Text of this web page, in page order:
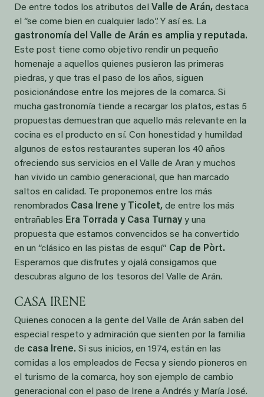
De entre todos los atributos del Valle de Arán, destaca
el “se come bien en cualquier lado”. Y así es. La
gastronomía del Valle de Arán es amplia y reputada.
Este post tiene como objetivo rendir un pequeño
homenaje a aquellos quienes pusieron las primeras
piedras, y que tras el paso de los años, siguen
posicionándose entre los mejores de la comarca. Si
mucha gastronomía tiende a recargar los platos, estas 5
propuestas demuestran que aquello más relevante en la
cocina es el producto en sí. Con honestidad y humildad
algunos de estos restaurantes superan los 40 años
ofreciendo sus servicios en el Valle de Aran y muchos
han vivido un cambio generacional, que han marcado
saltos en calidad. Te proponemos entre los más
renombrados Casa Irene y Ticolet, de entre los más
entrañables Era Torrada y Casa Turnay y una
propuesta que estamos convencidos se ha convertido
en un “clásico en las pistas de esquí” Cap de Pòrt.
Esperamos que disfrutes y ojalá consigamos que
descubras alguno de los tesoros del Valle de Arán.
CASA IRENE
Quienes conocen a la gente del Valle de Arán saben del
especial respeto y admiración que sienten por la familia
de casa Irene. Si sus inicios, en 1974, están en las
comidas a los empleados de Fecsa y siendo pioneros en
el turismo de la comarca, hoy son ejemplo de cambio
generacional con el paso de Irene a Andrés y María José.